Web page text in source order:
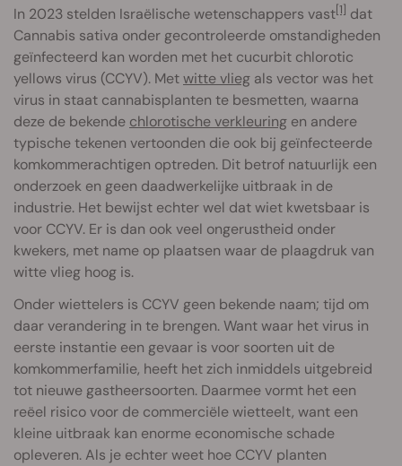
In 2023 stelden Israëlische wetenschappers vast[1] dat
Cannabis sativa onder gecontroleerde omstandigheden
geïnfecteerd kan worden met het cucurbit chlorotic
yellows virus (CCYV). Metwitte vlieg als vector was het
virus in staat cannabisplanten te besmetten, waarna
deze de bekende chlorotische verkleuring en andere
typische tekenen vertoonden die ook bij geïnfecteerde
komkommerachtigen optreden. Dit betrof natuurlijk een
onderzoek en geen daadwerkelijke uitbraak in de
industrie. Het bewijst echter wel dat wiet kwetsbaar is
voor CCYV. Er is dan ook veel ongerustheid onder
kwekers, met name op plaatsen waar de plaagdruk van
witte vlieg hoog is.
Onder wiettelers is CCYV geen bekende naam; tijd om
daar verandering in te brengen. Want waar het virus in
eerste instantie een gevaar is voor soorten uit de
komkommerfamilie, heeft het zich inmiddels uitgebreid
tot nieuwe gastheersoorten. Daarmee vormt het een
reëel risico voor de commerciële wietteelt, want een
kleine uitbraak kan enorme economische schade
opleveren. Als je echter weet hoe CCYV planten